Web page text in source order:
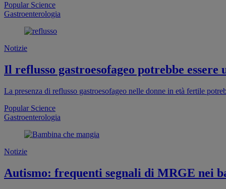
Popular Science
Gastroenterologia
Notizie
Il reflusso gastroesofageo potrebbe
La presenza di reflusso gastroesofageo nelle donne in età fertile
Popular Science
Gastroenterologia
Notizie
Autismo: frequenti segnali di MRGE nei